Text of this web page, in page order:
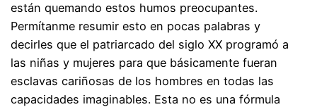
están quemando estos humos preocupantes.
Permítanme resumir esto en pocas palabras y
decirles que el patriarcado del siglo XX programó a
las niñas y mujeres para que básicamente fueran
esclavas cariñosas de los hombres en todas las
capacidades imaginables. Esta no es una fórmula